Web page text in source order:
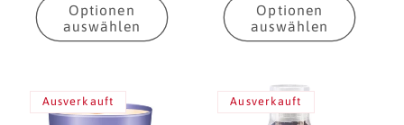
Optionen
auswählen
Optionen
auswählen
Ausverkauft Ausverkauft